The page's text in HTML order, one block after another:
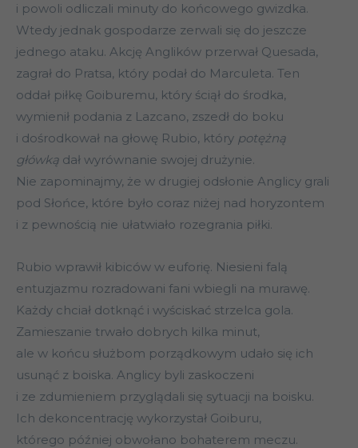
i powoli odliczali minuty do końcowego gwizdka.
Wtedy jednak gospodarze zerwali się do jeszcze
jednego ataku. Akcję Anglików przerwał Quesada,
zagrał do Pratsa, który podał do Marculeta. Ten
oddał piłkę Goiburemu, który ściął do środka,
wymienił podania z Lazcano, zszedł do boku
i dośrodkował na głowę Rubio, który potężną
główką dał wyrównanie swojej drużynie.
Nie zapominajmy, że w drugiej odsłonie Anglicy grali
pod Słońce, które było coraz niżej nad horyzontem
i z pewnością nie ułatwiało rozegrania piłki.
Rubio wprawił kibiców w euforię. Niesieni falą
entuzjazmu rozradowani fani wbiegli na murawę.
Każdy chciał dotknąć i wyściskać strzelca gola.
Zamieszanie trwało dobrych kilka minut,
ale w końcu służbom porządkowym udało się ich
usunąć z boiska. Anglicy byli zaskoczeni
i ze zdumieniem przyglądali się sytuacji na boisku.
Ich dekoncentrację wykorzystał Goiburu,
którego później obwołano bohaterem meczu.